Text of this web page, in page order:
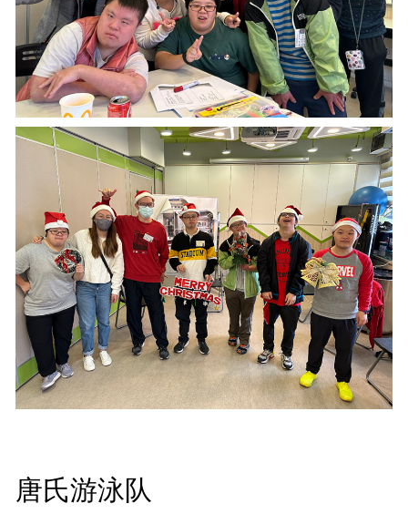
唐氏游泳队